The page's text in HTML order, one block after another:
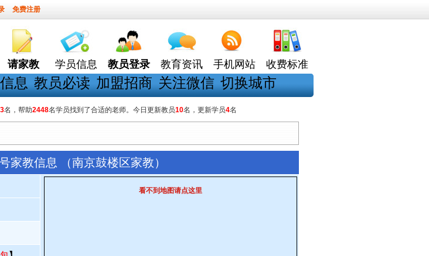
免费注册
请家教 学员信息 教员登录 教育资讯 手机网站 收费标准
息 教员必读 加盟招商 关注微信 切换城市
名，帮助2448名学员找到了合适的老师。今日更新教员10名，更新学员4名
家教信息 （南京鼓楼区家教）
看不到地图请点这里